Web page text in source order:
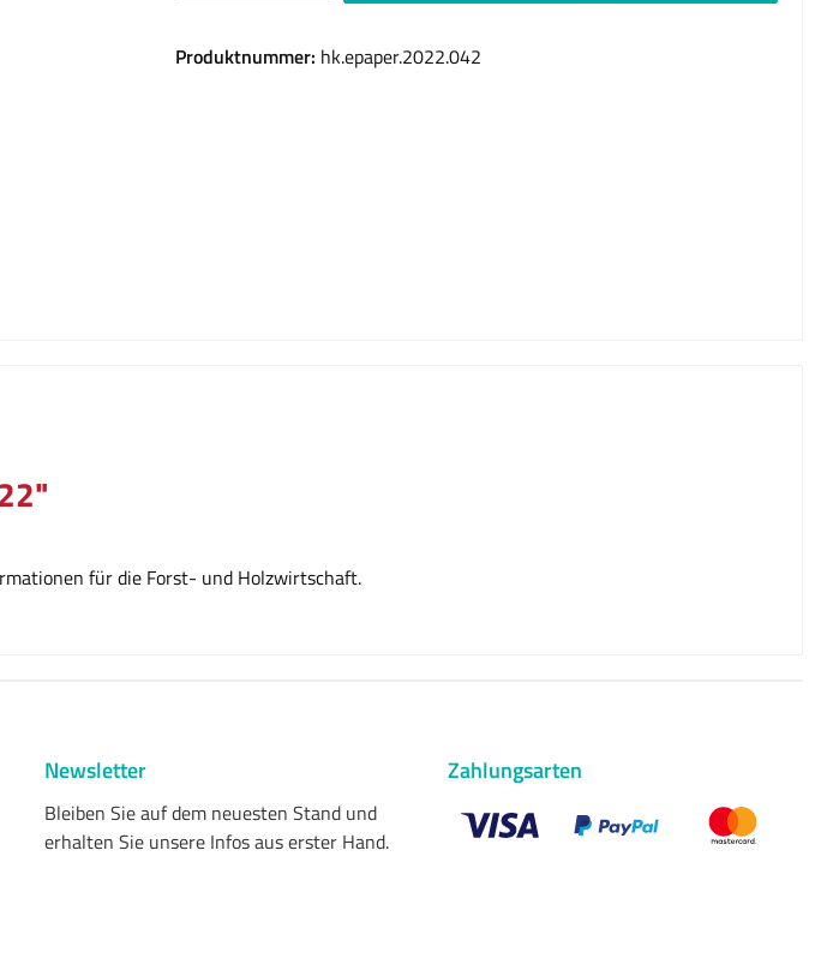
Produktnummer: hk.epaper.2022.042
für die Forst- und Holzwirtschaft.
Newsletter
Bleiben Sie auf dem neuesten Stand und
erhalten Sie unsere Infos aus erster Hand.
Zahlungsarten